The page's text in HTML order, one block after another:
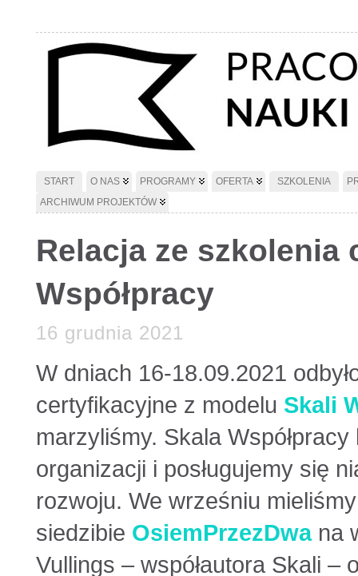
START O NAS PROGRAMY OFERTA SZKOLENIA
ARCHIWUM PROJEKTÓW
Relacja ze szkolenia
Współpracy
16 grudnia 2021
W dniach 16-18.09.2021
certyfikacyjne z modelu Skali
marzyliśmy. Skala
organizacji i posługujemy się
rozwoju. We wrześniu
siedzibie OsiemPrzezDwana
Vullings – współautora Skali –